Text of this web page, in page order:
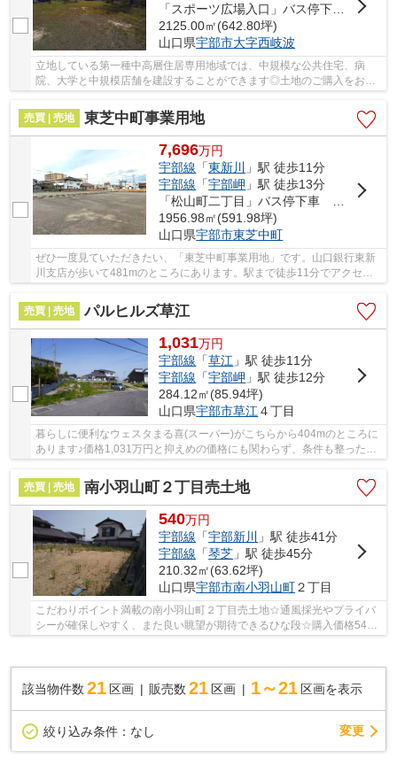
2125.00㎡(642.80坪)
山口県宇部市大字西岐波
立地している第一種中高層住居専用地域では、中規模な公共住宅、病
院、大学と中規模店舗を建設することができます◎土地のご購入をお考
えなら、ぜひこちらの1,400万円の土地を◎宇部市エ...
売買 | 売地
東芝中町事業用地
7,696万円
宇部線 「東新川
」駅 徒歩11分
宇部線 「宇部岬 」駅 徒歩13分
「松山町二丁目」バス停下車 徒歩4分
1956.98㎡(591.98坪)
山口県宇部市東芝中町
ぜひ一度見ていただきたい、「東芝中町事業用地」です。山口銀行東新
川支店が歩いて481mのところにあります。駅まで徒歩11分でアクセス
売買 | 売地
パルヒルズ草江
1,031万円
宇部線 「草江 」駅 徒歩11分
宇部線 「宇部岬 」駅 徒歩12分
284.12㎡(85.94坪)
山口県宇部市草江４丁目
暮らしに便利なウェスタまる喜(スーパー)がこちらから404mのところに
あります♪価格1,031万円と抑えめの価格にも関わらず、条件も整った土
売買 | 売地
南小羽山町２丁目売土地
540万円
宇部線 「宇部新川
」駅 徒歩41分
宇部線 「琴芝 」駅 徒歩45分
210.32㎡(63.62坪)
山口県宇部市南小羽山町２丁目
こだわりポイント満載の南小羽山町２丁目売土地☆通風採光やプライバ
シーが確保しやすく、また良い眺望が期待できるひな段☆購入価格540
該当物件数 21 区画 販売数 21 区画 1～21 区画を表示
絞り込み条件： なし 変更